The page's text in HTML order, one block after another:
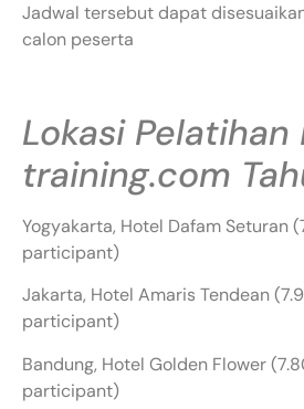
Jadwal tersebut dapat
calon peserta
Lokasi
training.com
Yogyakarta, Hotel Dafam Seturan
participant)
Jakarta, Hotel Amaris Tendean
participant)
Bandung, Hotel Golden Flower
participant)